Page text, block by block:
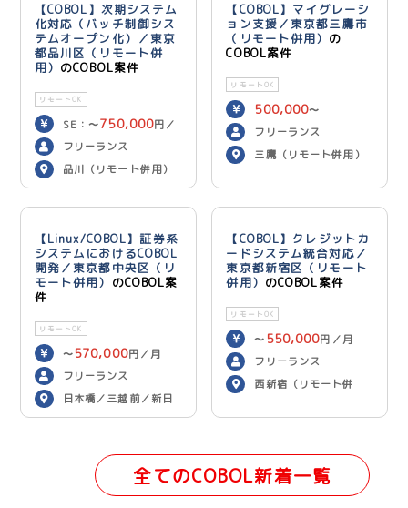
【COBOL】次期システム
化対応（バッチ制御シス
テムオープン化）／東京
都品川区（リモート併
用） のCOBOL案件
リモートOK
SE：〜750,000円／
月 PG：〜700,000
／月
フリーランス
品川（リモート併用）
【COBOL】マイグレーシ
ョン支援／東京都三鷹市
（リモート併用） の
COBOL案件
リモートOK
500,000〜
600,000 円／月
フリーランス
三鷹（リモート併用）
【Linux/COBOL】証券系
システムにおけるCOBOL
開発／東京都中央区（リ
モート併用） のCOBOL案
件
リモートOK
〜 570,000円／月
フリーランス
日本橋／三越前／新日
本橋（リモート併用）
【COBOL】クレジットカ
ードシステム統合対応／
東京都新宿区（リモート
併用） のCOBOL案件
リモートOK
〜 550,000円／月
フリーランス
西新宿（リモート併
全てのCOBOL新着一覧